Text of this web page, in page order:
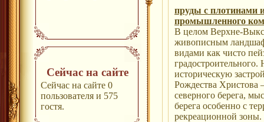
Сейчас на сайте
Сейчас на сайте 0
пользователя и 575
гостя.
пруды с плотинами
промышленного
В целом Верхне-
живописным
видами как чисто
историческую
Рождества Христова
северного берега,
берега особенно с
рекреационной зоны.